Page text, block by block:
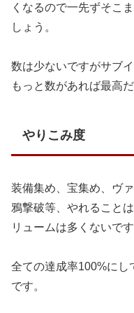
くなるので一先ずそこ
しょう。
数は少ないですがサブ
もっと数があれば最高
やりこみ度
装備集め、宝集め、ヴ
鴉撃破等、やれること
リュームは多くないです
全ての達成率100%にし
です。